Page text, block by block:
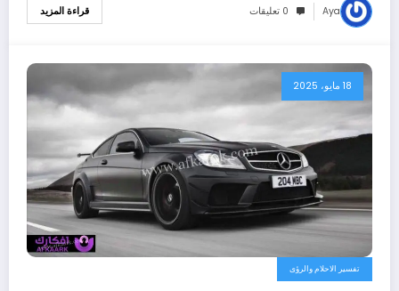
Aya 0 تعليقات قراءة المزيد
18 مايو، 2025
تفسير الاحلام والرؤى